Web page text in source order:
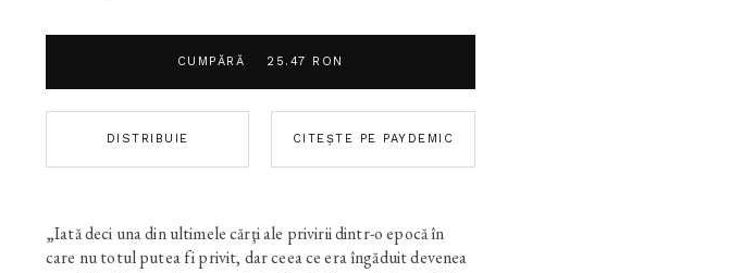
CUMPĂRĂ 25.47 RON
DISTRIBUIE CITEȘTE PE PAYDEMIC
„Iată deci una din ultimele cărţi ale privirii dintr-o epocă în
care nu totul putea fi privit, dar ceea ce era îngăduit devenea